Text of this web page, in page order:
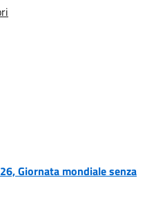
Giornata mondiale senza